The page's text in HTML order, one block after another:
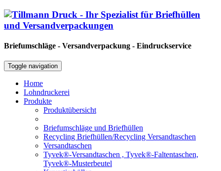
Briefumschläge - Versandverpackung - Eindruckservice
Toggle navigation
Home
Lohndruckerei
Produkte
Produktübersicht
Briefumschläge und Briefhüllen
Recycling Briefhüllen/Recycling Versandtaschen
Versandtaschen
Tyvek®-Versandtaschen , Tyvek®-Faltentaschen,
Tyvek®-Musterbeutel